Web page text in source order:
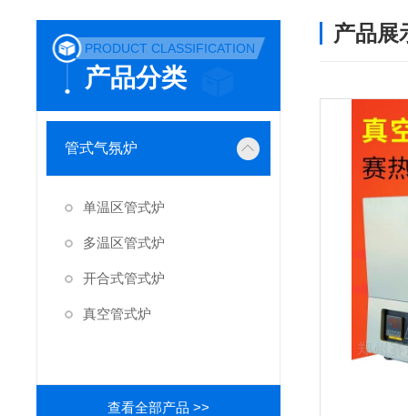
PRODUCT CLASSIFICATION
产品分类
管式气氛炉
单温区管式炉
多温区管式炉
开合式管式炉
真空管式炉
查看全部产品 >>
产品展